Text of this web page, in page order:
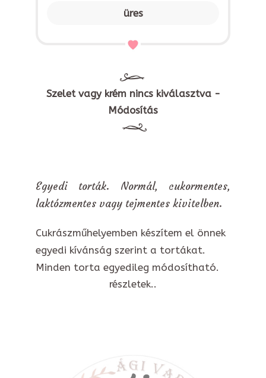
üres
Szelet vagy krém nincs kiválasztva -
Módosítás
Egyedi torták. Normál, cukormentes,
laktózmentes vagy tejmentes kivitelben.
Cukrászműhelyemben készítem el önnek
egyedi kívánság szerint a tortákat.
Minden torta egyedileg módosítható.
részletek..